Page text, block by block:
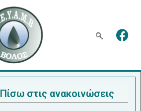
Πίσω στις ανακοινώσεις